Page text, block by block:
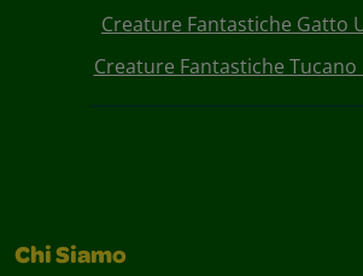
Creature Fantastiche Gatto
Creature Fantastiche
Chi Siamo